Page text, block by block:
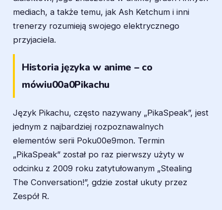
mediach, a także temu, jak Ash Ketchum i inni
trenerzy rozumieją swojego elektrycznego
przyjaciela.
Historia języka w anime – co
mówiu00a0Pikachu
Język Pikachu, często nazywany „PikaSpeak”, jest
jednym z najbardziej rozpoznawalnych
elementów serii Poku00e9mon. Termin
„PikaSpeak” został po raz pierwszy użyty w
odcinku z 2009 roku zatytułowanym „Stealing
The Conversation!”, gdzie został ukuty przez
Zespół R.